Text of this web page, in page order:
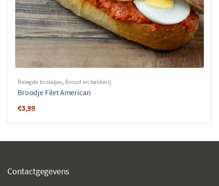
Belegde broodjes, Brood en bakkerij
Broodje Filet American
€3,99
Contactgegevens